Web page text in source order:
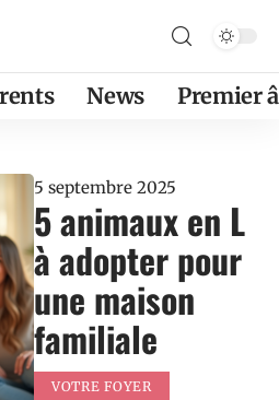
News Premier
5 septembre 2025
5 animaux en L
à adopter pour
une maison
familiale
VOTRE FOYER